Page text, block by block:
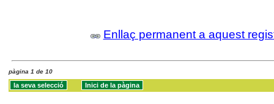
Enllaç permanent a aquest
pàgina 1 de 10